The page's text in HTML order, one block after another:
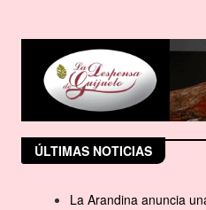
ÚLTIMAS NOTICIAS
La Arandina anuncia